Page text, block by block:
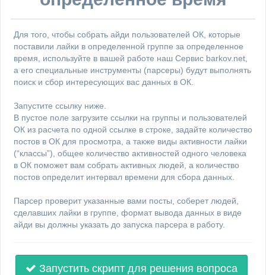
Для того, чтобы собрать айди пользователей ОК, которые
поставили лайки в определенной группе за определенное
время, используйте в вашей работе наш Сервис barkov.net,
а его специальные инструменты (парсеры) будут выполнять
поиск и сбор интересующих вас данных в ОК.
Запустите ссылку ниже.
В пустое поле загрузите ссылки на группы и пользователей
ОК из расчета по одной ссылке в строке, задайте количество
постов в ОК для просмотра, а также виды активности лайки
(“классы”), общее количество активностей одного человека
в ОК поможет вам собрать активных людей, а количество
постов определит интервал времени для сбора данных.
Парсер проверит указанные вами посты, соберет людей,
сделавших лайки в группе, формат вывода данных в виде
айди вы должны указать до запуска парсера в работу.
Запустить скрипт для решения вопроса